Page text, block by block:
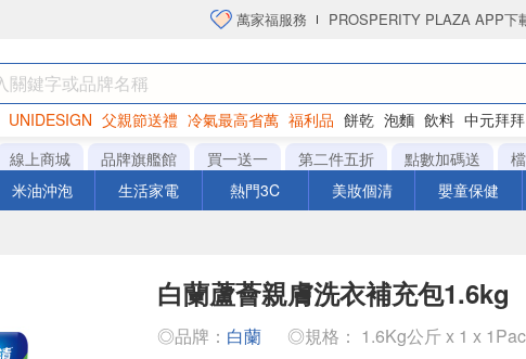
萬家福服務 PROSPERITY PLAZA APP下
UNIDESIGN 父親節送禮 冷氣最高省萬 福利品 餅乾 泡麵 飲料 中元拜拜
罐頭 海苔 洋芋片
線上商城 品牌旗艦館 買一送一 第二件五折 點數加碼送
米油沖泡 生活家電 熱門3C 美妝個清 嬰童保健
白蘭蘆薈親膚洗衣補充包1.6kg
◎品牌： 白蘭
◎規格： 1.6Kg公斤 x 1 x